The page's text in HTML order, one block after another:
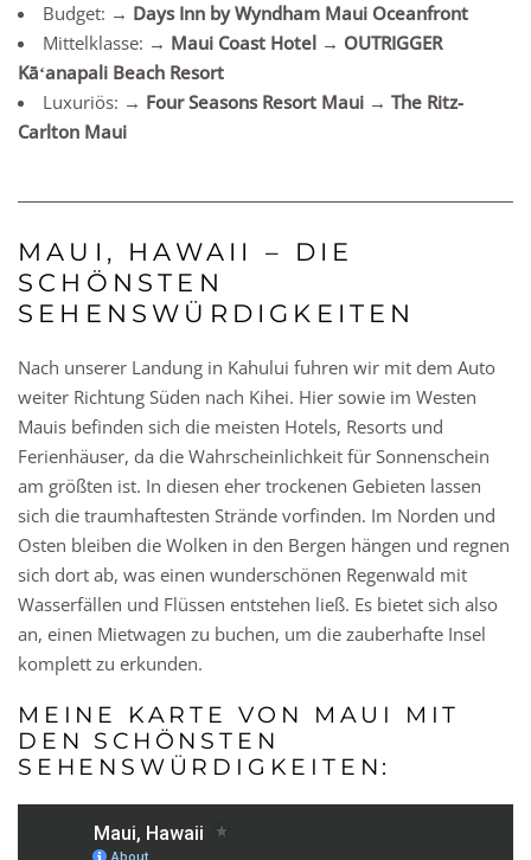
Budget: → Days Inn by Wyndham Maui Oceanfront
Mittelklasse: → Maui Coast Hotel → OUTRIGGER
Kāʻanapali Beach Resort
Luxuriös: → Four Seasons Resort Maui → The Ritz-
Carlton Maui
MAUI, HAWAII – DIE
SCHÖNSTEN
SEHENSWÜRDIGKEITEN
Nach unserer Landung in Kahului fuhren wir mit dem Auto
weiter Richtung Süden nach Kihei. Hier sowie im Westen
Mauis befinden sich die meisten Hotels, Resorts und
Ferienhäuser, da die Wahrscheinlichkeit für Sonnenschein
am größten ist. In diesen eher trockenen Gebieten lassen
sich die traumhaftesten Strände vorfinden. Im Norden und
Osten bleiben die Wolken in den Bergen hängen und regnen
sich dort ab, was einen wunderschönen Regenwald mit
Wasserfällen und Flüssen entstehen ließ. Es bietet sich also
an, einen Mietwagen zu buchen, um die zauberhafte Insel
komplett zu erkunden.
MEINE KARTE VON MAUI MIT
DEN SCHÖNSTEN
SEHENSWÜRDIGKEITEN: